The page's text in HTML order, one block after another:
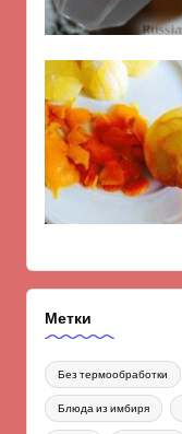
Метки
Без термообработки
Блюда из имбиря